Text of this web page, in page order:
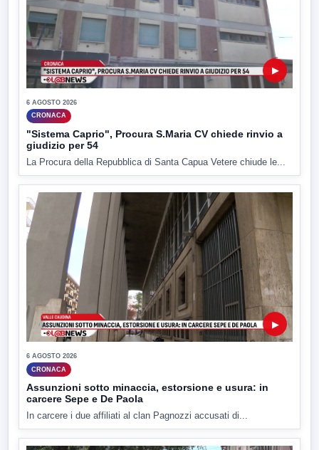
▶
6 AGOSTO 2026
CRONACA
"Sistema Caprio", Procura S.Maria CV chiede rinvio a
giudizio per 54
La Procura della Repubblica di Santa Capua Vetere chiude le...
▶
6 AGOSTO 2026
CRONACA
Assunzioni sotto minaccia, estorsione e usura: in
carcere Sepe e De Paola
In carcere i due affiliati al clan Pagnozzi accusati di...